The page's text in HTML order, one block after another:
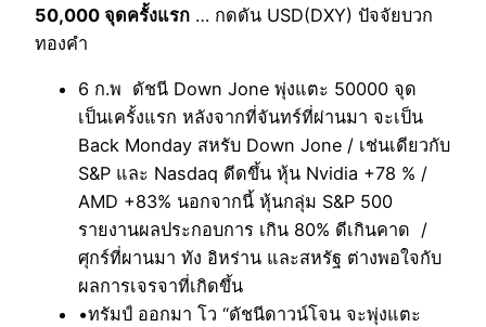
50,000 จุดครั้งแรก … กดดัน USD(DXY) ปัจจัยบวก
ทองคำ
6 ก.พ ดัชนี Down Jone พุ่งแตะ 50000 จุด
เป็นเครั้งแรก หลังจากที่จันทร์ที่ผ่านมา จะเป็น
Back Monday สหรับ Down Jone / เช่นเดียวกับ
S&P และ Nasdaq ดีดขึ้น หุ้น Nvidia +78 % /
AMD +83% นอกจากนี้ หุ้นกลุ่ม S&P 500
รายงานผลประกอบการ เกิน 80% ดีเกินคาด /
ศุกร์ที่ผานมา ทัง อิหร่าน และสหรัฐ ต่างพอใจกับ
ผลการเจรจาที่เกิดขึ้น
•ทรัมป์ ออกมา โว “ดัชนีดาวน์โจน จะพุ่งแตะ